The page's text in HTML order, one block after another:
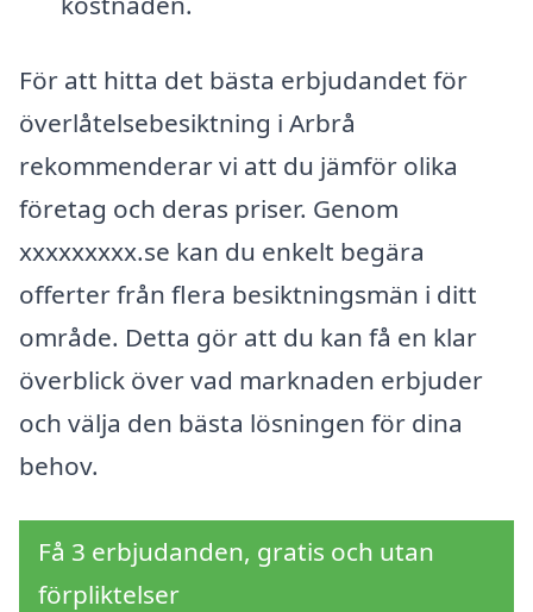
För att hitta det bästa erbjudandet för
överlåtelsebesiktning i Arbrå
rekommenderar vi att du jämför olika
företag och deras priser. Genom
xxxxxxxxx.se kan du enkelt begära
offerter från flera besiktningsmän i ditt
område. Detta gör att du kan få en klar
överblick över vad marknaden erbjuder
och välja den bästa lösningen för dina
behov.
Få 3 erbjudanden, gratis och utan
förpliktelser